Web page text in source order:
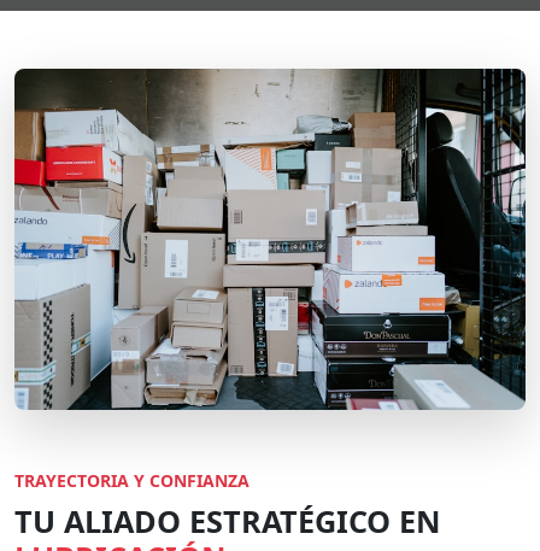
TRAYECTORIA Y CONFIANZA
TU ALIADO ESTRATÉGICO EN